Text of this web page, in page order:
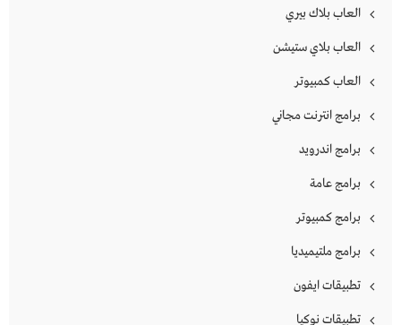
العاب بلاك بيري
العاب بلاي ستيشن
العاب كمبيوتر
برامج انترنت مجاني
برامج اندرويد
برامج عامة
برامج كمبيوتر
برامج ملتيميديا
تطبيقات ايفون
تطبيقات نوكيا